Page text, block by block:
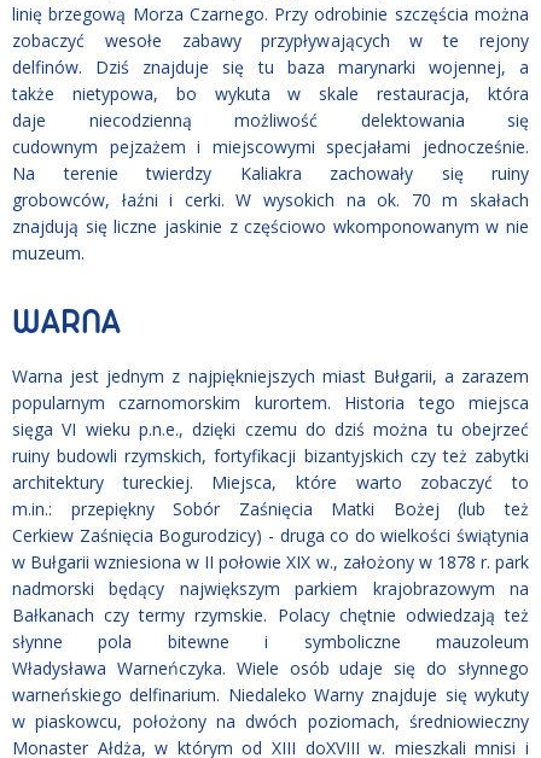
linię brzegową Morza Czarnego. Przy odrobinie szczęścia można
zobaczyć wesołe zabawy przypływających w te rejony
delfinów. Dziś znajduje się tu baza marynarki wojennej, a
także nietypowa, bo wykuta w skale restauracja, która
daje niecodzienną możliwość delektowania się
cudownym pejzażem i miejscowymi specjałami jednocześnie.
Na terenie twierdzy Kaliakra zachowały się ruiny
grobowców, łaźni i cerki. W wysokich na ok. 70 m skałach
znajdują się liczne jaskinie z częściowo wkomponowanym w nie
muzeum.
WARNA
Warna jest jednym z najpiękniejszych miast Bułgarii, a zarazem
popularnym czarnomorskim kurortem. Historia tego miejsca
sięga VI wieku p.n.e., dzięki czemu do dziś można tu obejrzeć
ruiny budowli rzymskich, fortyfikacji bizantyjskich czy też zabytki
architektury tureckiej. Miejsca, które warto zobaczyć to
m.in.: przepiękny Sobór Zaśnięcia Matki Bożej (lub też
Cerkiew Zaśnięcia Bogurodzicy) - druga co do wielkości świątynia
w Bułgarii wzniesiona w II połowie XIX w., założony w 1878 r. park
nadmorski będący największym parkiem krajobrazowym na
Bałkanach czy termy rzymskie. Polacy chętnie odwiedzają też
słynne pola bitewne i symboliczne mauzoleum
Władysława Warneńczyka. Wiele osób udaje się do słynnego
warneńskiego delfinarium. Niedaleko Warny znajduje się wykuty
w piaskowcu, położony na dwóch poziomach, średniowieczny
Monaster Ałdża, w którym od XIII doXVIII w. mieszkali mnisi i